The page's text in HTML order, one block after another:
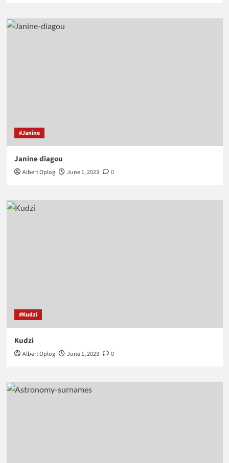
#Janine
Janine diagou
Albert Oplog June 1, 2023 0
#Kudzi
Kudzi
Albert Oplog June 1, 2023 0